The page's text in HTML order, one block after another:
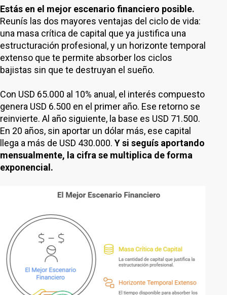
Estás en el mejor escenario financiero posible.
Reunís las dos mayores ventajas del ciclo de vida:
una masa crítica de capital que ya justifica una
estructuración profesional, y un horizonte temporal
extenso que te permite absorber los ciclos
bajistas sin que te destruyan el sueño.
Con USD 65.000 al 10% anual, el interés compuesto
genera USD 6.500 en el primer año. Ese retorno se
reinvierte. Al año siguiente, la base es USD 71.500.
En 20 años, sin aportar un dólar más, ese capital
llega a más de USD 430.000. Y si seguís aportando
mensualmente, la cifra se multiplica de forma
exponencial.